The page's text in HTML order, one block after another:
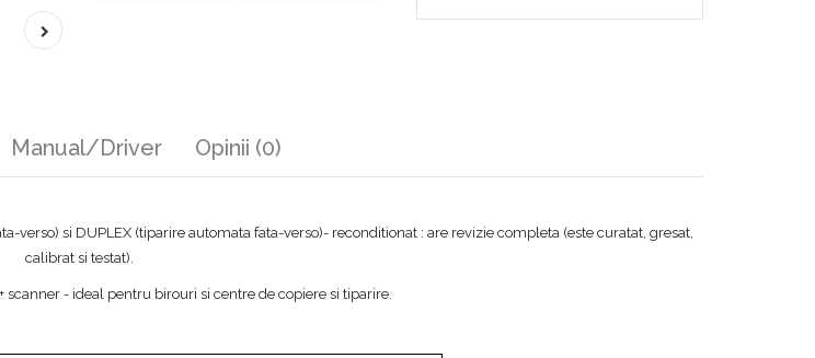
Manual/Driver Opinii (0)
si DUPLEX (tiparire automata fata-verso)- reconditionat : are revizie completa (este curatat, gresat,
calibrat si testat).
scanner - ideal pentru birouri si centre de copiere si tiparire.